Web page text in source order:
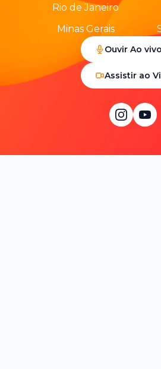
Rio de Janeiro
Minas Gerais
Ouvir Ao vivo
Assistir ao